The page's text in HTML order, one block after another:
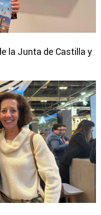
la Junta de Castilla y